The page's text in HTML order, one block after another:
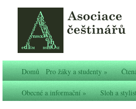
Domů Pro žáky a studenty»
Obecné a informační» Sloh a